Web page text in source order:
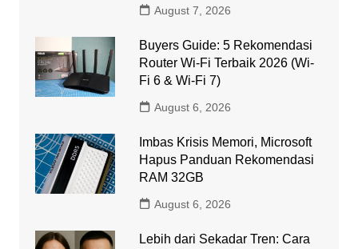
August 7, 2026
Buyers Guide: 5 Rekomendasi
Router Wi-Fi Terbaik 2026 (Wi-
Fi 6 & Wi-Fi 7)
August 6, 2026
Imbas Krisis Memori, Microsoft
Hapus Panduan Rekomendasi
RAM 32GB
August 6, 2026
Lebih dari Sekadar Tren: Cara